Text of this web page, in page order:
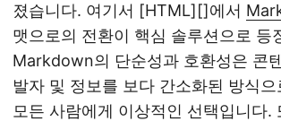
졌습니다. 여기서 [HTML][]에서
맷으로의 전환이 핵심 솔루션으로 등
Markdown의 단순성과 호환성은 콘
발자 및 정보를 보다 간소화된 방식
모든 사람에게 이상적인 선택입니다.